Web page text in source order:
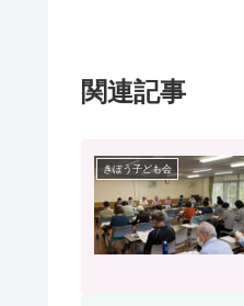
関連記事
きぼう子ども会